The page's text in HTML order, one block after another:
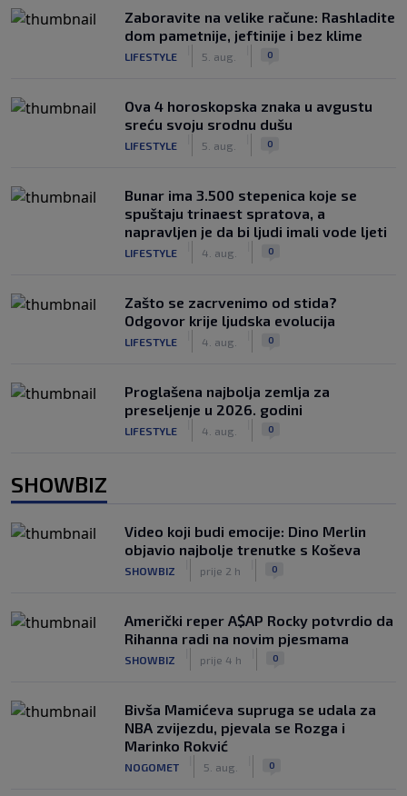
Zaboravite na velike račune: Rashladite
dom pametnije, jeftinije i bez klime
LIFESTYLE 5. aug. 0
Ova 4 horoskopska znaka u avgustu
sreću svoju srodnu dušu
LIFESTYLE 5. aug. 0
Bunar imа 3.500 stepenica koje se
spuštaju trinaest spratova, a
napravljen je da bi ljudi imali vode ljeti
LIFESTYLE 4. aug. 0
Zašto se zacrvenimo od stida?
Odgovor krije ljudska evolucija
LIFESTYLE 4. aug. 0
Proglašena najbolja zemlja za
preseljenje u 2026. godini
LIFESTYLE 4. aug. 0
SHOWBIZ
Video koji budi emocije: Dino Merlin
objavio najbolje trenutke s Koševa
SHOWBIZ prije 2 h 0
Američki reper A$AP Rocky potvrdio da
Rihanna radi na novim pjesmama
SHOWBIZ prije 4 h 0
Bivša Mamićeva supruga se udala za
NBA zvijezdu, pjevala se Rozga i
Marinko Rokvić
NOGOMET 5. aug. 0